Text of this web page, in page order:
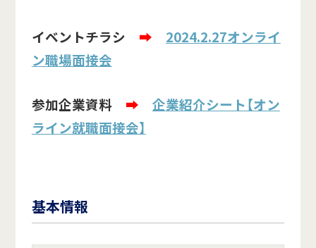
イベントチラシ ➡ 2024.2.27オンライ
ン職場面接会
参加企業資料 ➡
企業紹介シート【オン
ライン就職面接会】
基本情報